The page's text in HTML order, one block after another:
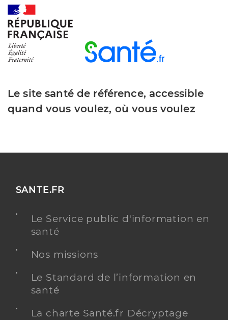
Le site santé de référence, accessible
quand vous voulez, où vous voulez
SANTE.FR
Le Service public d'information en
santé
Nos missions
Le Standard de l’information en
santé
La charte Santé.fr Décryptage